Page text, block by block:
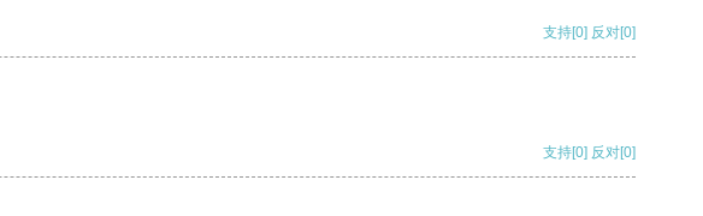
支持[0] 反对[0]
支持[0] 反对[0]